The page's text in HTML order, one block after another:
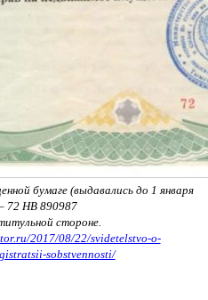
бумаге (выдавались до 1 января
72 НВ 890987
стороне.
2017/08/22/svidetelstvo-o-
sobstvennosti/